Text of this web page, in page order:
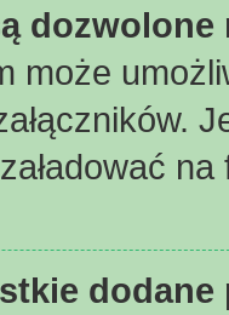
może
dodane